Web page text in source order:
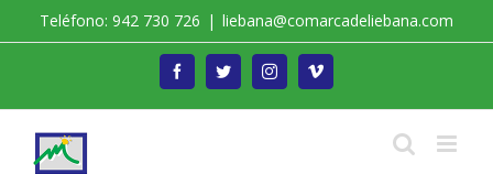
Teléfono: 942 730 726 | liebana@comarcadeliebana.com
FacebookTwitterInstagramVimeo